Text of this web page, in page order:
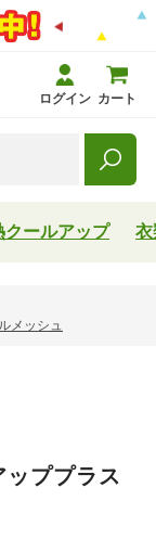
ログイン カート
クールアップ 衣
メッシュ
ププラス